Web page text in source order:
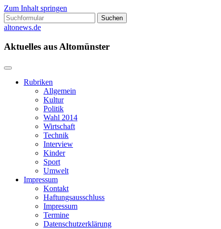
Zum Inhalt springen
Suchen
nach:
altonews.de
Aktuelles aus Altomünster
Rubriken
Allgemein
Kultur
Politik
Wahl 2014
Wirtschaft
Technik
Interview
Kinder
Sport
Umwelt
Impressum
Kontakt
Haftungsausschluss
Impressum
Termine
Datenschutzerklärung